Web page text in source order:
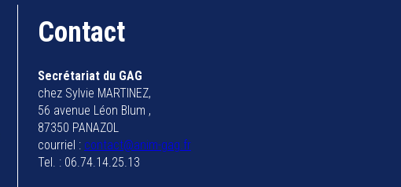
Contact
Secrétariat du GAG
chez Sylvie MARTINEZ,
56 avenue Léon Blum ,
87350 PANAZOL
courriel : contact@anim-gag.fr
Tel. : 06.74.14.25.13